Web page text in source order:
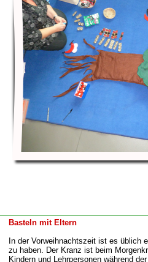
Basteln mit Eltern
In der Vorweihnachtszeit ist es üblich
zu haben. Der Kranz ist beim
Kindern und Lehrpersonen während